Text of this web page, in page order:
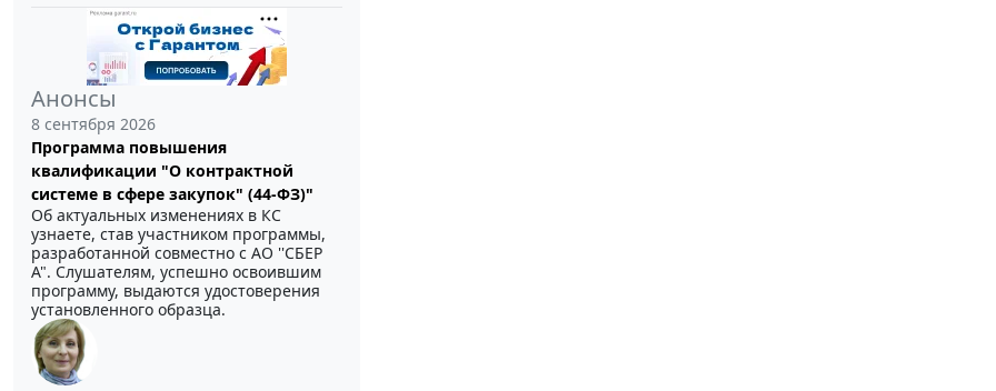
Анонсы
8 сентября 2026
Программа повышения
квалификации "О контрактной
системе в сфере закупок" (44-ФЗ)"
Об актуальных изменениях в КС
узнаете, став участником программы,
разработанной совместно с АО ''СБЕР
А". Слушателям, успешно освоившим
программу, выдаются удостоверения
установленного образца.